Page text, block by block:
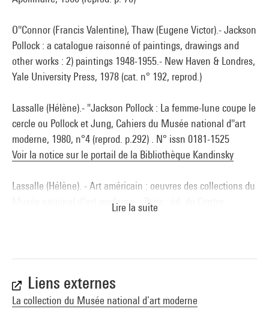
O''Connor (Francis Valentine), Thaw (Eugene Victor).- Jackson
Pollock : a catalogue raisonné of paintings, drawings and
other works : 2) paintings 1948-1955.- New Haven & Londres,
Yale University Press, 1978 (cat. n° 192, reprod.)
Lassalle (Hélène).- "Jackson Pollock : La femme-lune coupe le
cercle ou Pollock et Jung, Cahiers du Musée national d''art
moderne, 1980, n°4 (reprod. p.292) . N° issn 0181-1525
Voir la notice sur le portail de la Bibliothèque Kandinsky
Lassalle (Hélène). - Art américain : oeuvres des collections du
Musée national d''art moderne. - Paris : éd. du Centre
Chalumeau (Jean-Luc).- Pollock.- Paris : Cercle d''Art,
(Découvrons l''art - XXè siècle), 1997 (cat. n° 25 cit. et reprod.
coul.) . N° isbn 2 7022 0490 2
Lire la suite
Liens externes
La collection du Musée national d’art moderne